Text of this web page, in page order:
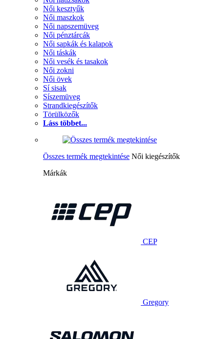
Női kesztyűk
Női maszkok
Női napszemüveg
Női pénztárcák
Női sapkák és kalapok
Női táskák
Női vesék és tasakok
Női zokni
Női övek
Sí sisak
Síszemüveg
Strandkiegészítők
Törülközők
Láss többet...
Összes termék megtekintése Női kiegészítők
Márkák
CEP
Gregory